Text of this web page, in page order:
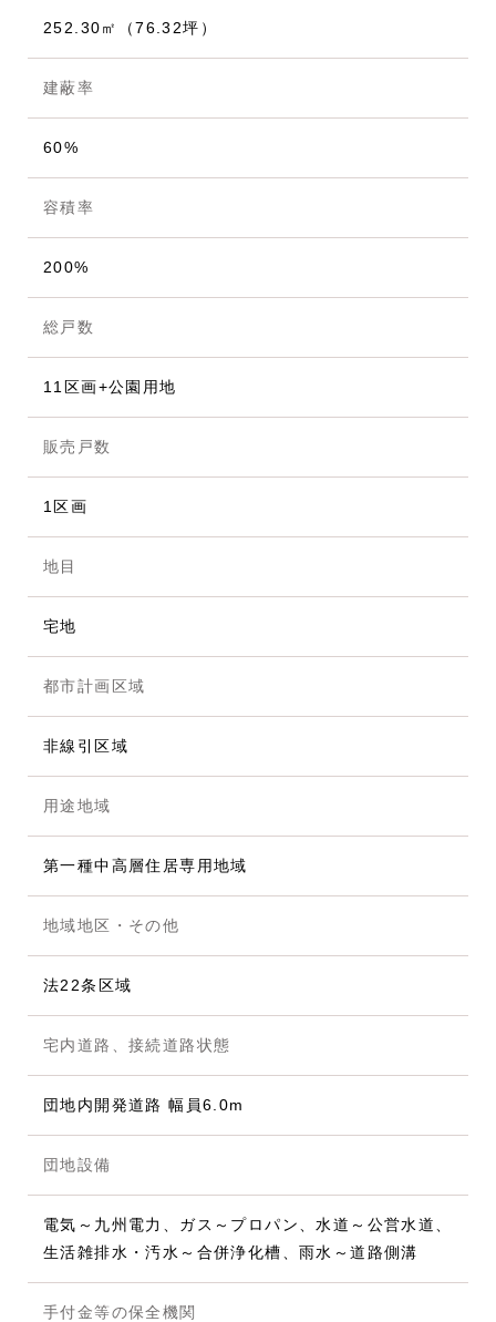
252.30㎡（76.32坪）
建蔽率
60%
容積率
200%
総戸数
11区画+公園用地
販売戸数
1区画
地目
宅地
都市計画区域
非線引区域
用途地域
第一種中高層住居専用地域
地域地区・その他
法22条区域
宅内道路、接続道路状態
団地内開発道路 幅員6.0m
団地設備
電気～九州電力、ガス～プロパン、水道～公営水道、
生活雑排水・汚水～合併浄化槽、雨水～道路側溝
手付金等の保全機関